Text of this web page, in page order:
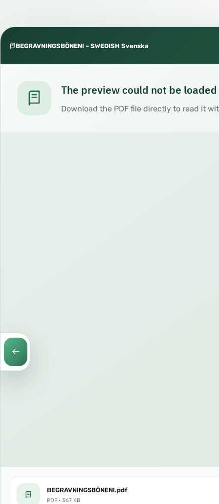
BEGRAVNINGSBÖNEN! – SWEDISH Svenska
The preview could not be loaded
Download the PDF file directly to read it
BEGRAVNINGSBÖNEN!.pdf
PDF · 367 KB